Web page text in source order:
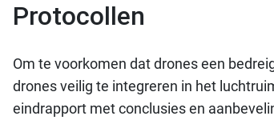
Protocollen
Om te voorkomen dat drones een
drones veilig te integreren in het
eindrapport met conclusies en